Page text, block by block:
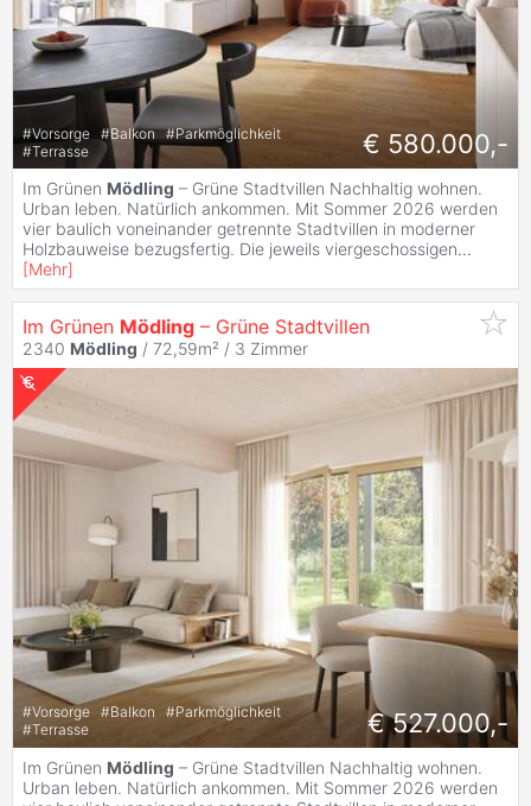
#Vorsorge #Balkon #Parkmöglichkeit
#Terrasse € 580.000,-
Im Grünen Mödling – Grüne Stadtvillen Nachhaltig wohnen.
Urban leben. Natürlich ankommen. Mit Sommer 2026 werden
vier baulich voneinander getrennte Stadtvillen in moderner
Holzbauweise bezugsfertig. Die jeweils viergeschossigen...
[Mehr]
Im Grünen Mödling – Grüne Stadtvillen
2340 Mödling / 72,59m² / 3 Zimmer
#Vorsorge #Balkon #Parkmöglichkeit
#Terrasse € 527.000,-
Im Grünen Mödling – Grüne Stadtvillen Nachhaltig wohnen.
Urban leben. Natürlich ankommen. Mit Sommer 2026 werden